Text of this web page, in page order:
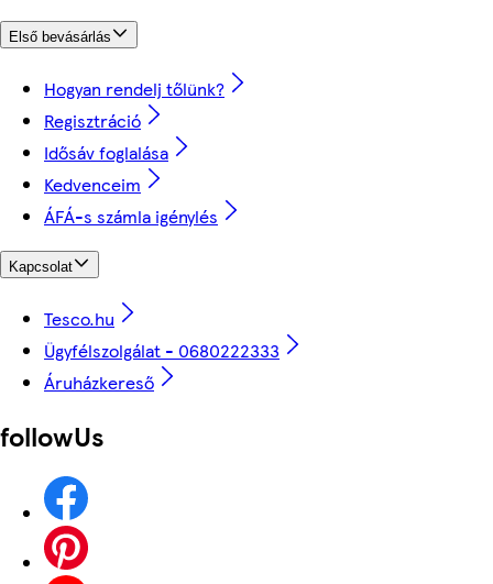
Első bevásárlás
Hogyan rendelj tőlünk?
Regisztráció
Idősáv foglalása
Kedvenceim
ÁFÁ-s számla igénylés
Kapcsolat
Tesco.hu
Ügyfélszolgálat - 0680222333
Áruházkereső
followUs